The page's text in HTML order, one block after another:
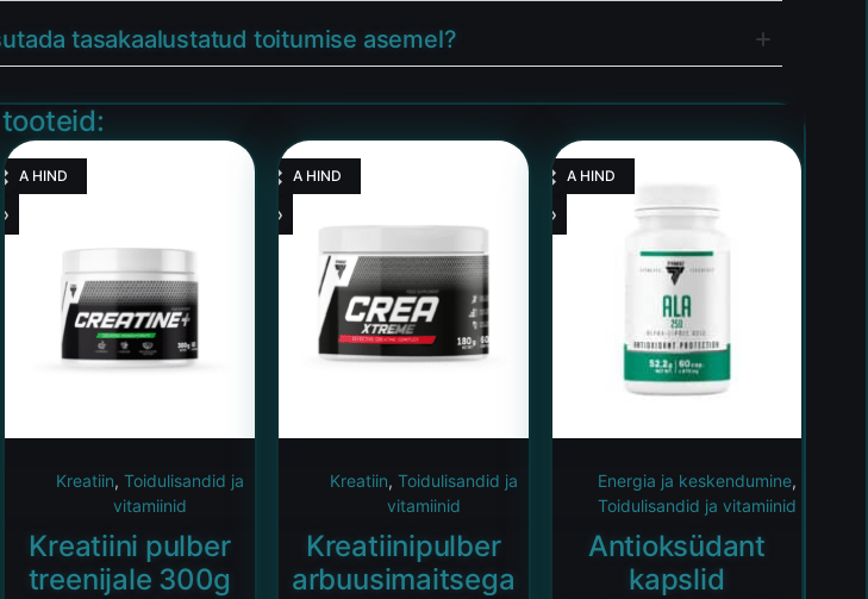
tasakaalustatud toitumise asemel?
HEA HIND
Kreatiin,Toidulisandid ja
vitamiinid
Kreatiini pulber
treenijale 300g
HEA HIND
Kreatiin,Toidulisandid ja
vitamiinid
Kreatiinipulber
arbuusimaitsega
HEA HIND
Energia ja keskendumine,
Toidulisandid ja vitamiinid
Antioksüdant
kapslid